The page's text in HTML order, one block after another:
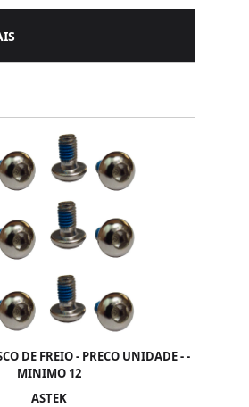
DE FREIO - PRECO UNIDADE - -
MINIMO 12
ASTEK